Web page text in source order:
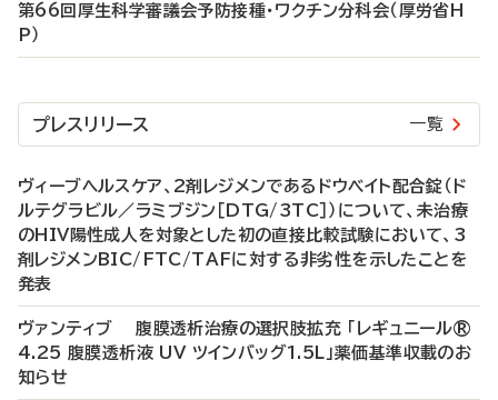
第66回厚生科学審議会予防接種・ワクチン分科会（厚労省H
P）
プレスリリース 一覧
ヴィーブヘルスケア、2剤レジメンであるドウベイト配合錠（ド
ルテグラビル／ラミブジン［DTG/3TC］）について、未治療
のHIV陽性成人を対象とした初の直接比較試験において、3
剤レジメンBIC/FTC/TAFに対する非劣性を示したことを
発表
ヴァンティブ 腹膜透析治療の選択肢拡充 「レギュニール®
4.25 腹膜透析液 UV ツインバッグ1.5L」薬価基準収載のお
知らせ